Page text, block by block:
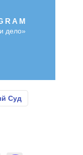
дело»
Суд